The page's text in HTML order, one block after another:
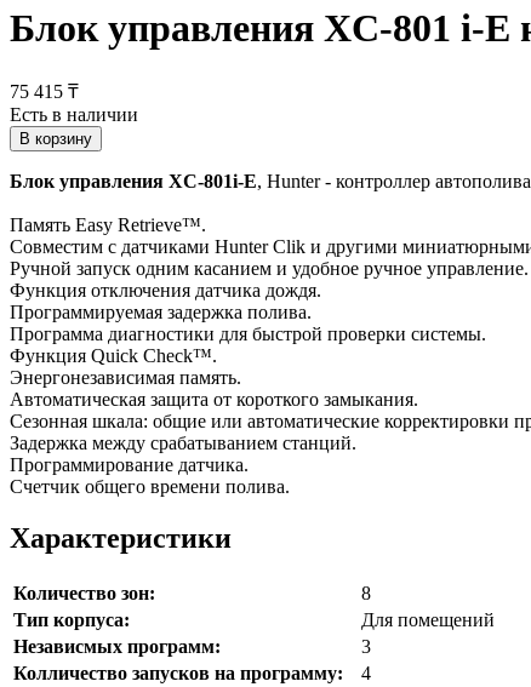
Блок управления XC-801 i-E
75 415 ₸
Есть в наличии
В корзину
Блок управления XC-801i-E, Hunter - контроллер
Память Easy Retrieve™.
Совместим с датчиками Hunter Clik и другими
Ручной запуск одним касанием и удобное ручное управление.
Функция отключения датчика дождя.
Программируемая задержка полива.
Программа диагностики для быстрой проверки системы.
Функция Quick Check™.
Энергонезависимая память.
Автоматическая защита от короткого замыкания.
Сезонная шкала: общие или автоматические корректировки
Задержка между срабатыванием станций.
Программирование датчика.
Счетчик общего времени полива.
Характеристики
Количество зон:
8
Тип корпуса:
Для помещений
Независмых программ:
3
Колличество запусков на программу:
4